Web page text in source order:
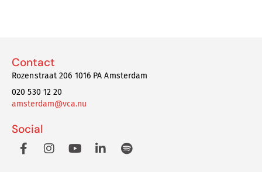
Contact
Rozenstraat 206 1016 PA Amsterdam
020 530 12 20
amsterdam@vca.nu
Social